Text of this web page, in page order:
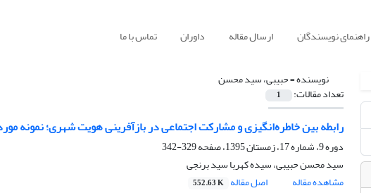
راهنمای نویسندگان ارسال مقاله داوران تماس با ما
نویسنده =حبیبی، سید محسن
تعداد مقالات: 1
رابطه بین خاطره‌انگیزی و مشارکت اجتماعی در بازآفرینی هویت شهری؛ نمونه
دوره 9، شماره 17، زمستان 1395، صفحه
329-342
سید محسن حبیبی، سیده کهربا سید برنجی
مشاهده مقاله
اصل مقاله 552.63 K